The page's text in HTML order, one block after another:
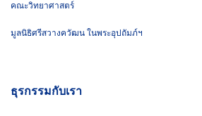
คณะวิทยาศาสตร์
มูลนิธิศรีสวางควัฒน ในพระอุปถัมภ์ฯ
ธุรกรรมกับเรา